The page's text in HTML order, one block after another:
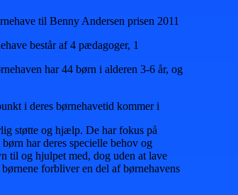
til Benny Andersen prisen 2011
består af 4 pædagoger, 1
har 44 børn i alderen 3-6 år, og
i deres børnehavetid kommer i
støtte og hjælp. De har fokus på
har deres specielle behov og
til og hjulpet med, dog uden at lave
forbliver en del af børnehavens